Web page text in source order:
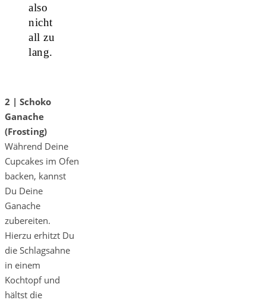
also
nicht
all zu
lang.
2 | Schoko
Ganache
(Frosting)
Während Deine
Cupcakes im Ofen
backen, kannst
Du Deine
Ganache
zubereiten.
Hierzu erhitzt Du
die Schlagsahne
in einem
Kochtopf und
hältst die